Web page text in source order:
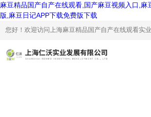
麻豆精品国产自产在线观看,国产麻豆视频入口,麻
版,麻豆日记APP下载免费版下载
您好！欢迎访问上海麻豆精品国产自产在线观看实业